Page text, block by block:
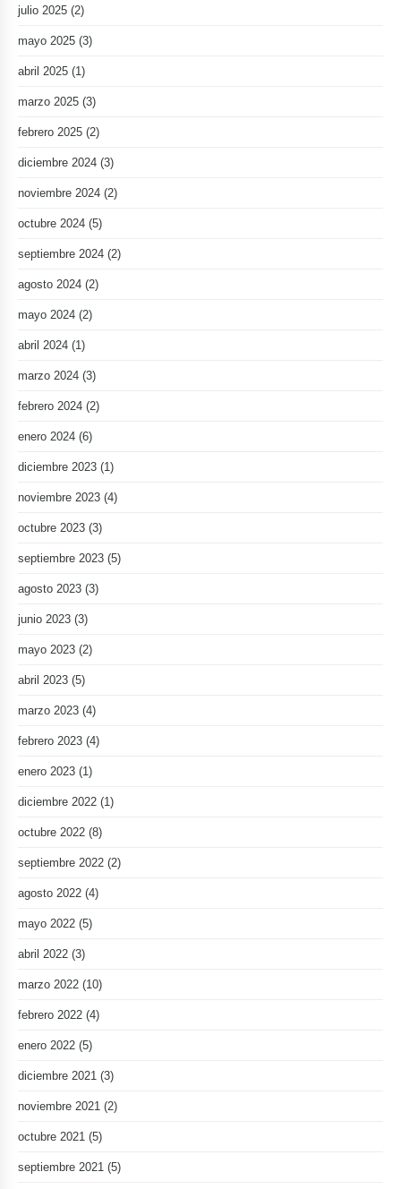
julio 2025 (2)
mayo 2025 (3)
abril 2025 (1)
marzo 2025 (3)
febrero 2025 (2)
diciembre 2024 (3)
noviembre 2024 (2)
octubre 2024 (5)
septiembre 2024 (2)
agosto 2024 (2)
mayo 2024 (2)
abril 2024 (1)
marzo 2024 (3)
febrero 2024 (2)
enero 2024 (6)
diciembre 2023 (1)
noviembre 2023 (4)
octubre 2023 (3)
septiembre 2023 (5)
agosto 2023 (3)
junio 2023 (3)
mayo 2023 (2)
abril 2023 (5)
marzo 2023 (4)
febrero 2023 (4)
enero 2023 (1)
diciembre 2022 (1)
octubre 2022 (8)
septiembre 2022 (2)
agosto 2022 (4)
mayo 2022 (5)
abril 2022 (3)
marzo 2022 (10)
febrero 2022 (4)
enero 2022 (5)
diciembre 2021 (3)
noviembre 2021 (2)
octubre 2021 (5)
septiembre 2021 (5)